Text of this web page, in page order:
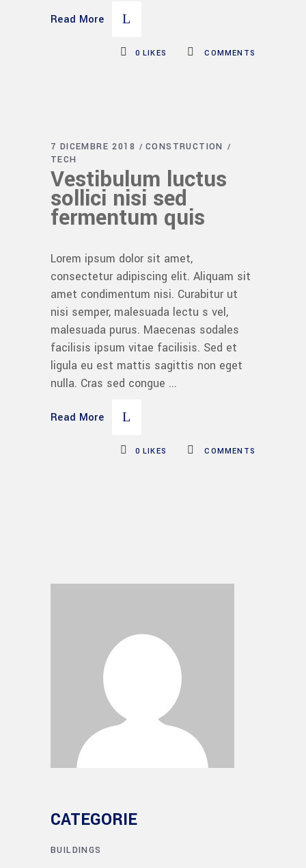
Read More
COMMENTS
0 LIKES
7 DICEMBRE 2018
CONSTRUCTION
TECH
Vestibulum luctus
sollici nisi sed
fermentum quis
Lorem ipsum dolor sit amet,
consectetur adipiscing elit. Aliquam sit
amet condimentum nisi. Curabitur ut
nisi semper, malesuada lectu s vel,
malesuada purus. Maecenas sodales
facilisis ipsum vitae facilisis. Sed et
ligula eu est mattis sagittis non eget
nulla. Cras sed congue
Read More
COMMENTS
0 LIKES
CATEGORIE
BUILDINGS